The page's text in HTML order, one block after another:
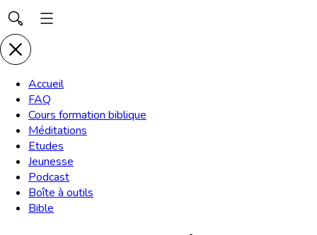
Accueil
FAQ
Cours formation biblique
Méditations
Etudes
Jeunesse
Podcast
Boîte à outils
Bible